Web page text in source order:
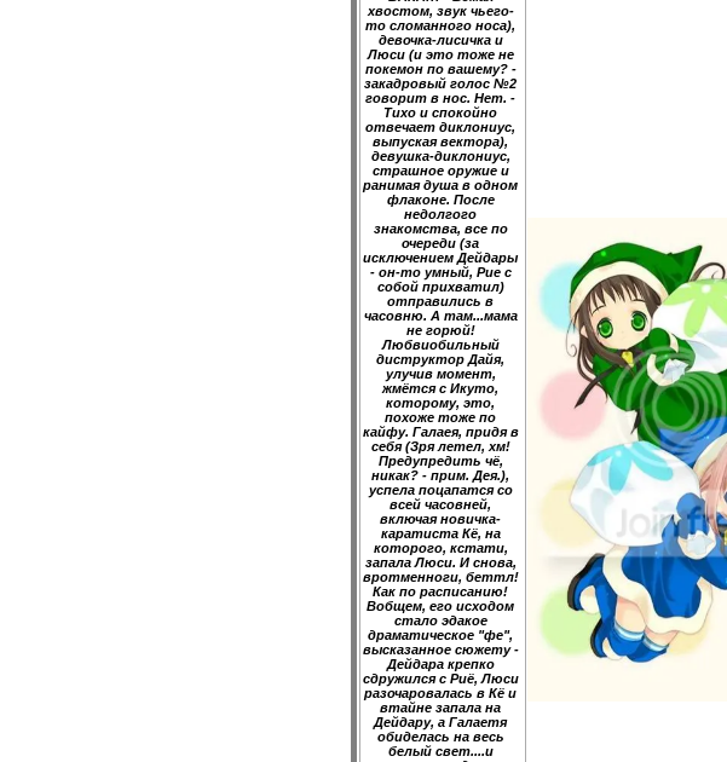
хвостом, звук чьего-
то сломанного носа),
девочка-лисичка и
Люси (и это тоже не
покемон по вашему? -
закадровый голос №2
говорит в нос. Нет. -
Тихо и спокойно
отвечает диклониус,
выпуская вектора),
девушка-диклониус,
страшное оружие и
ранимая душа в одном
флаконе. После
недолгого
знакомства, все по
очереди (за
исключением Дейдары
- он-то умный, Рие с
собой прихватил)
отправились в
часовню. А там...мама
не горюй!
Любвиобильный
диструктор Дайя,
улучив момент,
жмётся с Икуто,
которому, это,
похоже тоже по
кайфу. Галаея, придя в
себя (Зря летел, хм!
Предупредить чё,
никак? - прим. Дея.),
успела поцапатся со
всей часовней,
включая новичка-
каратиста Кё, на
которого, кстати,
запала Люси. И снова,
вротменноги, беттл!
Как по расписанию!
Вобщем, его исходом
стало эдакое
драматическое "фе",
высказанное сюжету -
Дейдара крепко
сдружился с Риё, Люси
разочаровалась в Кё и
втайне запала на
Дейдару, а Галаетя
обиделась на весь
белый свет....и